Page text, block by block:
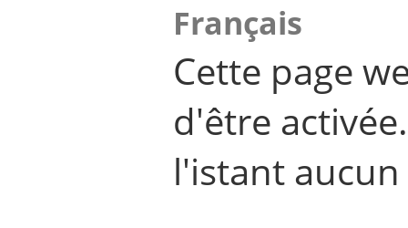
Français
Cette page
d'être
l'istant